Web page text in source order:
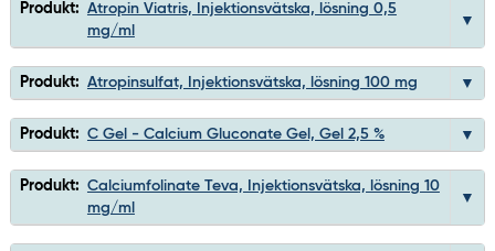
Produkt: Atropin Viatris, Injektionsvätska, lösning 0,5
mg/ml
Produkt: Atropinsulfat, Injektionsvätska, lösning 100 mg
Produkt: C Gel - Calcium Gluconate Gel, Gel 2,5 %
Produkt: Calciumfolinate Teva, Injektionsvätska, lösning 10
mg/ml